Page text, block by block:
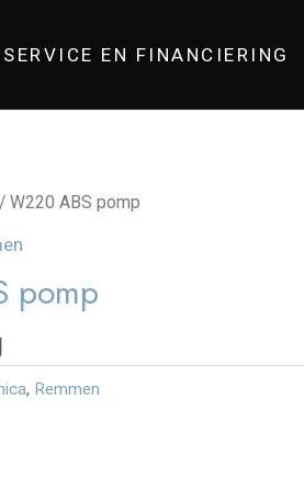
SERVICE EN FINANCIERING
/ W220 ABS pomp
pomp
, Remmen